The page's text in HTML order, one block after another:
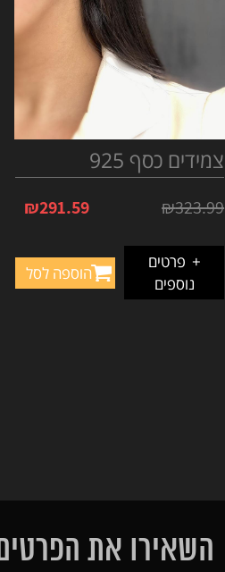
צמידים כסף 925
₪323.99
₪291.59
+ פרטים
נוספים
הוספה לסל
השאירו את